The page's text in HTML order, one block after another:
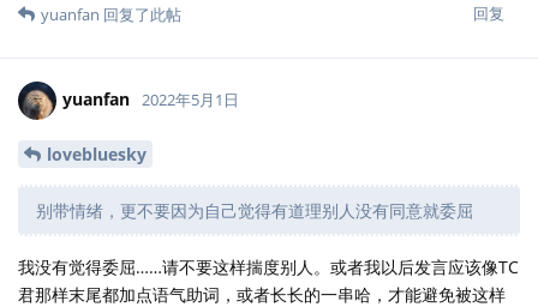
回复
yuanfan 回复了此帖
yuanfan 2022年5月1日
lovebluesky
别带情绪，更不要因为自己觉得有道理别人没有同意就委屈
我没有觉得委屈……请不要这样揣度别人。或者我以后发言应该像TC
君那样末尾都加点语气助词，或者长长的一串哈，才能避免被这样